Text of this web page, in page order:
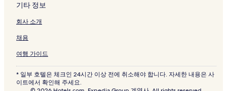
기타 정보
회사 소개
채용
여행 가이드
* 일부 호텔은 체크인 24시간 이상 전에 취소해야 합니다. 자세한 내용은 사
이트에서 확인해 주세요.